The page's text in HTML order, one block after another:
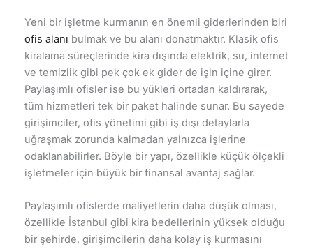
Yeni bir işletme kurmanın en önemli giderlerinden biri
ofis alanı bulmak ve bu alanı donatmaktır. Klasik ofis
kiralama süreçlerinde kira dışında elektrik, su, internet
ve temizlik gibi pek çok ek gider de işin içine girer.
Paylaşımlı ofisler ise bu yükleri ortadan kaldırarak,
tüm hizmetleri tek bir paket halinde sunar. Bu sayede
girişimciler, ofis yönetimi gibi iş dışı detaylarla
uğraşmak zorunda kalmadan yalnızca işlerine
odaklanabilirler. Böyle bir yapı, özellikle küçük ölçekli
işletmeler için büyük bir finansal avantaj sağlar.
Paylaşımlı ofislerde maliyetlerin daha düşük olması,
özellikle İstanbul gibi kira bedellerinin yüksek olduğu
bir şehirde, girişimcilerin daha kolay iş kurmasını